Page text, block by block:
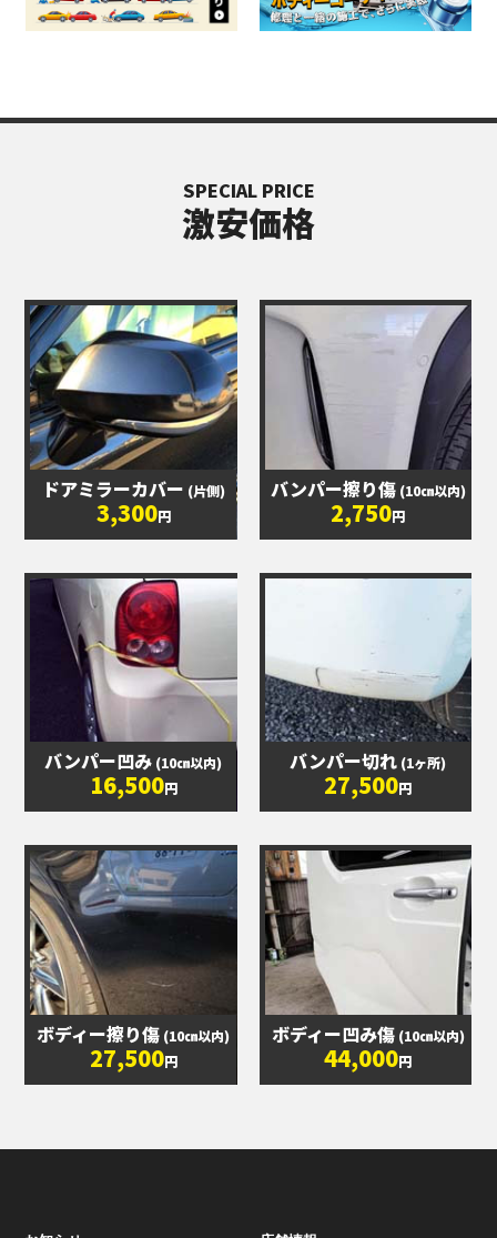
SPECIAL PRICE
激安価格
ドアミラーカバー (片側)
3,300円
バンパー擦り傷 (10㎝以内)
2,750円
バンパー凹み (10㎝以内)
16,500円
バンパー切れ (1ヶ所)
27,500円
ボディー擦り傷 (10㎝以内)
27,500円
ボディー凹み傷 (10㎝以内)
44,000円